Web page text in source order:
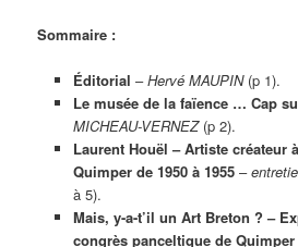
Sommaire :
Éditorial –Hervé MAUPIN (p 1).
Le musée de la faïence … Cap
MICHEAU-VERNEZ(p 2).
Laurent Houël – Artiste créateur
Quimper de 1950 à 1955–
à 5).
Mais, y-a-t’il un Art Breton ? –
congrès panceltique de Quimper